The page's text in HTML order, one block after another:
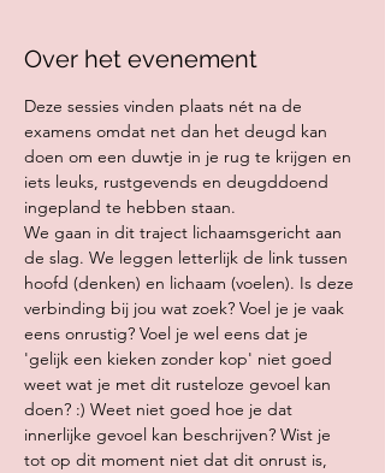
Over het evenement
Deze sessies vinden plaats nét na de
examens omdat net dan het deugd kan
doen om een duwtje in je rug te krijgen en
iets leuks, rustgevends en deugddoend
ingepland te hebben staan.
We gaan in dit traject lichaamsgericht aan
de slag. We leggen letterlijk de link tussen
hoofd (denken) en lichaam (voelen). Is deze
verbinding bij jou wat zoek? Voel je je vaak
eens onrustig? Voel je wel eens dat je
'gelijk een kieken zonder kop' niet goed
weet wat je met dit rusteloze gevoel kan
doen? :) Weet niet goed hoe je dat
innerlijke gevoel kan beschrijven? Wist je
tot op dit moment niet dat dit onrust is,